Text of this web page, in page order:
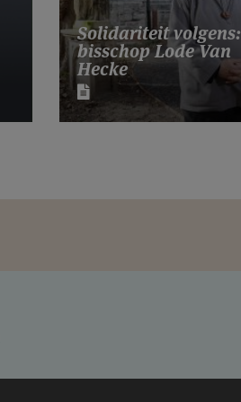
Solidariteit volgens:
bisschop Lode Van
Hecke